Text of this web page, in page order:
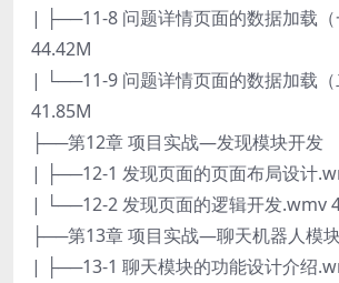
| ├──11-8 问题详情页面的数据加载
44.42M
| └──11-9 问题详情页面的数据加载
41.85M
├──第12章 项目实战—发现模块开发
| ├──12-1 发现页面的页面布局设计
| └──12-2 发现页面的逻辑开发.wmv
├──第13章 项目实战—聊天机器人模
| ├──13-1 聊天模块的功能设计介绍